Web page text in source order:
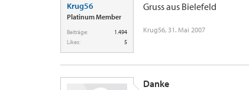
Krug56
Platinum Member
Beiträge:
1.494
Likes:
5
Gruss aus Bielefeld
Krug56, 31. Mai 2007
Danke